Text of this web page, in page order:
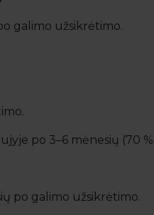
galimo užsikrėtimo.
po 3–6 mėnesių (70
po galimo užsikrėtimo.